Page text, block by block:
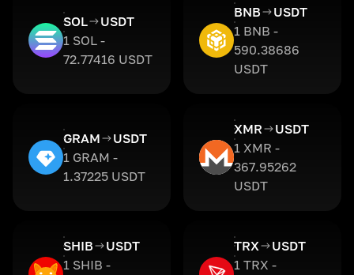
SOL
USDT
1 SOL -
72.77416 USDT
BNB
USDT
1 BNB -
590.38686
USDT
GRAM
USDT
1 GRAM -
1.37225 USDT
XMR
USDT
1 XMR -
367.95262
USDT
SHIB
USDT
1 SHIB -
TRX
USDT
1 TRX -